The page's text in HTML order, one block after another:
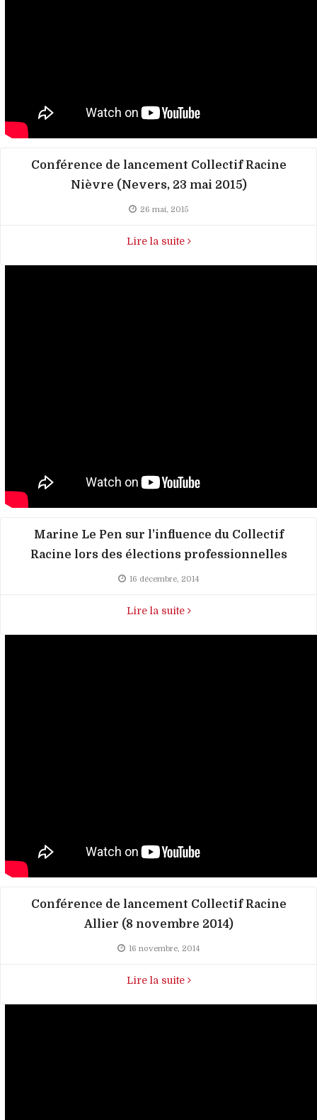
Conférence de lancement Collectif Racine
Nièvre (Nevers, 23 mai 2015)
26 mai, 2015
Lire la suite
Marine Le Pen sur l’influence du Collectif
Racine lors des élections professionnelles
16 décembre, 2014
Lire la suite
Conférence de lancement Collectif Racine
Allier (8 novembre 2014)
16 novembre, 2014
Lire la suite